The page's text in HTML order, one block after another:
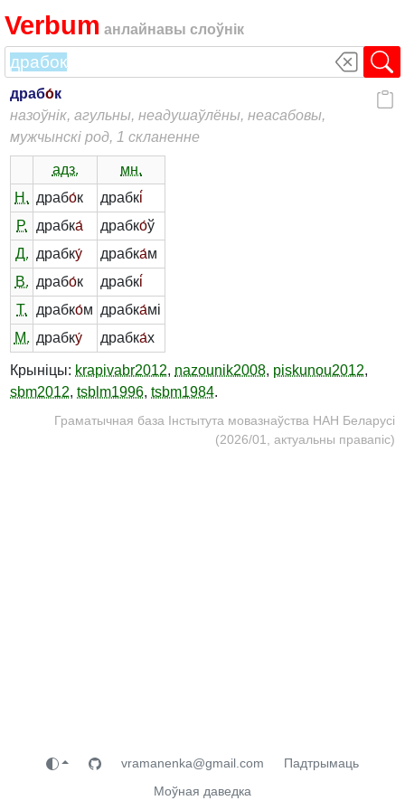
Verbum анлайнавы слоўнік
драбо́к
назоўнік, агульны, неадушаўлёны, неасабовы,
мужчынскі род, 1 скланенне
адз.
мн.
Н. драбо́к драбкі́
Р.
драбка́ драбко́ў
Д. драбку́ драбка́м
В. драбо́к драбкі́
Т.
драбко́м драбка́мі
М. драбку́ драбка́х
Крыніцы: krapivabr2012, nazounik2008, piskunou2012,
sbm2012, tsblm1996, tsbm1984.
Граматычная база Інстытута мовазнаўства НАН Беларусі
(2026/01, актуальны правапіс)
vramanenka@gmail.com
Падтрымаць
Моўная даведка